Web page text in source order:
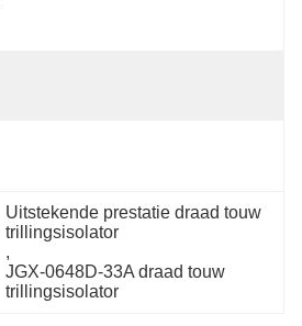
Uitstekende prestatie draad touw
trillingsisolator
,
JGX-0648D-33A draad touw
trillingsisolator